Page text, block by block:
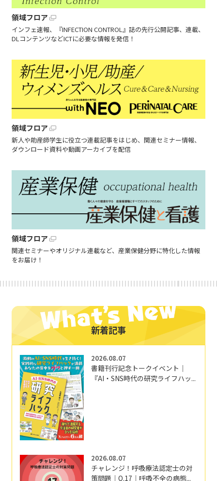
領域フロア
インフェ速報、『INFECTION CONTROL』誌の先行公開記事、連載、
DLコンテンツなどICTに必要な情報を発信！
領域フロア
新人や助産師学生に役立つ連載記事をはじめ、関連セミナー情報、
ダウンロード資料や動画アーカイブを配信
領域フロア
関連セミナーやオリジナル連載など、産業保健分野に特化した情報
をお届け！
新着記事
2026.08.07
書籍刊行記念トークイベント｜
『AI・SNS時代の研究ライフハッ...
2026.08.07
チャレンジ！呼吸療法認定士の対
策問題｜Q.17｜呼吸不全の病態...